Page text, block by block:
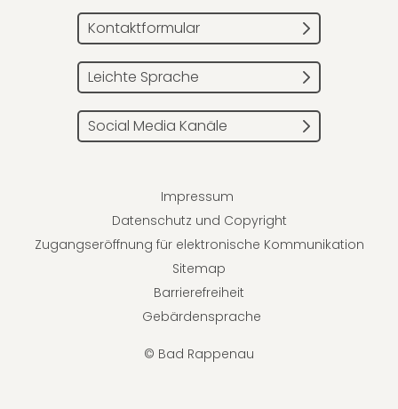
Kontaktformular
Leichte Sprache
Social Media Kanäle
© Bad Rappenau
Impressum
Datenschutz und Copyright
Zugangseröffnung für elektronische Kommunikation
Sitemap
Barrierefreiheit
Gebärdensprache